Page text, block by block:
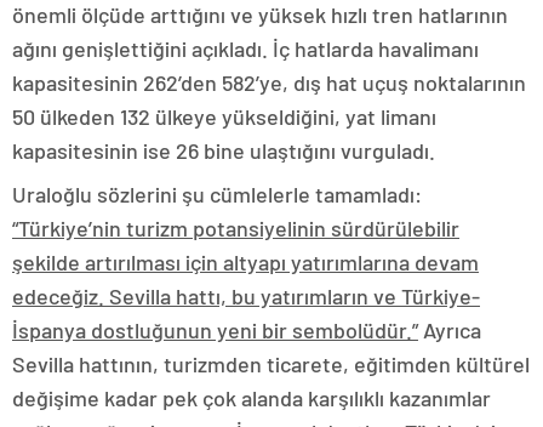
önemli ölçüde arttığını ve yüksek hızlı tren hatlarının
ağını genişlettiğini açıkladı. İç hatlarda havalimanı
kapasitesinin 262’den 582’ye, dış hat uçuş noktalarının
50 ülkeden 132 ülkeye yükseldiğini, yat limanı
kapasitesinin ise 26 bine ulaştığını vurguladı.
Uraloğlu sözlerini şu cümlelerle tamamladı:
“Türkiye’nin turizm potansiyelinin sürdürülebilir
şekilde artırılması için altyapı yatırımlarına devam
edeceğiz. Sevilla hattı, bu yatırımların ve Türkiye-
İspanya dostluğunun yeni bir sembolüdür.”Ayrıca
Sevilla hattının, turizmden ticarete, eğitimden kültürel
değişime kadar pek çok alanda karşılıklı kazanımlar